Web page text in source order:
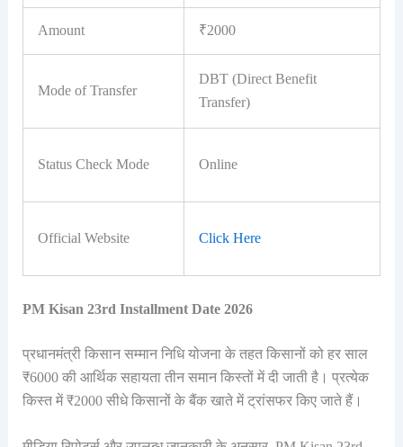
Amount ₹2000
Mode of Transfer
DBT (Direct Benefit
Transfer)
Status Check Mode Online
Official Website Click Here
PM Kisan 23rd Installment Date 2026
प्रधानमंत्री किसान सम्मान निधि योजना के तहत किसानों को हर साल
₹6000 की आर्थिक सहायता तीन समान किस्तों में दी जाती है। प्रत्येक
किस्त में ₹2000 सीधे किसानों के बैंक खाते में ट्रांसफर किए जाते हैं।